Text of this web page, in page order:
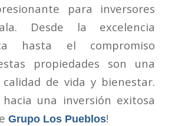
para inversores
Desde la excelencia
hasta el compromiso
propiedades son una
de vida y bienestar.
hacia una inversión exitosa
Grupo Los Pueblos!